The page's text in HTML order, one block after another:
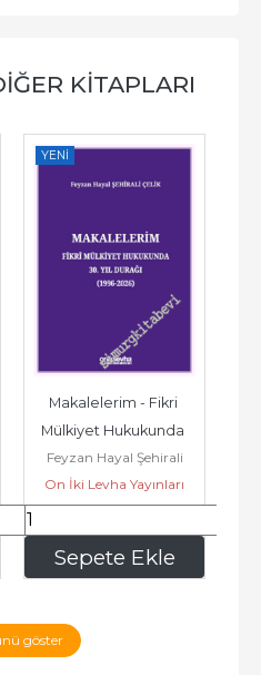
KITAPLARI
YENI
Sepete Ekle
Makalelerim - Fikri
Mülkiyet Hukukunda
30. Yıl Durağı ( 1996 -
2026 ) -...
Feyzan Hayal Şehirali
Çelik
On İki Levha Yayınları
2.250 ,00
göster